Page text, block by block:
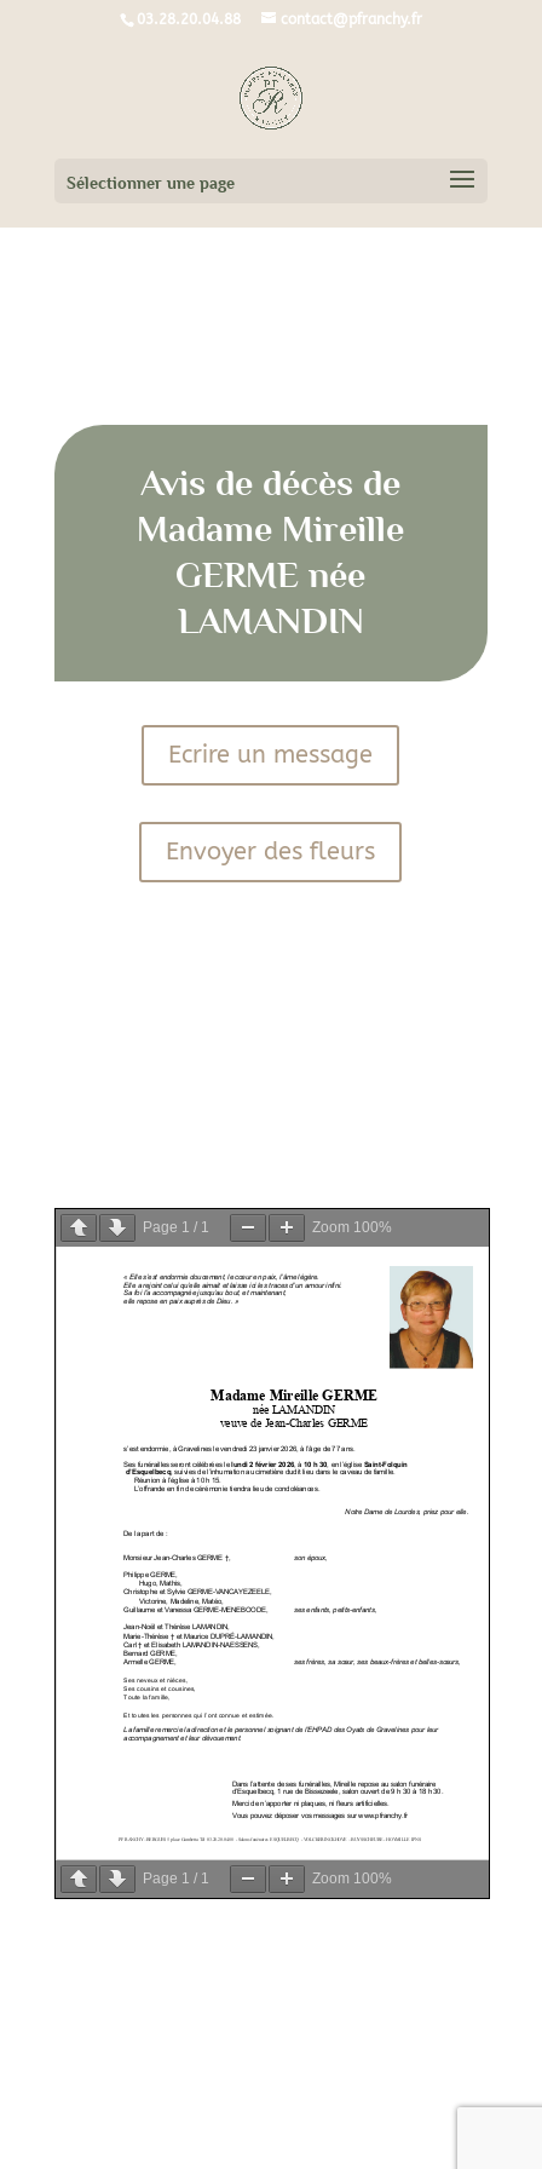
03.28.20.04.88 contact@pfranchy.fr
Sélectionner une page
Avis de décès de
Madame Mireille
GERME née
LAMANDIN
Ecrire un message
Envoyer des fleurs
Page 1 / 1 Zoom 100%
Page 1 / 1 Zoom 100%